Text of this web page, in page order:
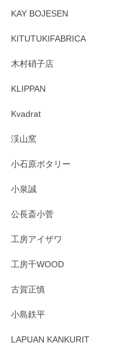
KAY BOJESEN
KITUTUKIFABRICA
木村硝子店
KLIPPAN
Kvadrat
渓山窯
小石原ポタリー
小泉誠
公長斎小菅
工房アイザワ
工房千WOOD
古賀正慎
小島鉄平
LAPUAN KANKURIT